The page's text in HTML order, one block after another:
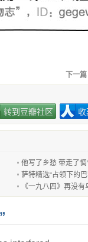
下一
转到豆瓣社区
他写了乡愁 带走了
萨特精选“占领下的巴
《一九八四》再没有